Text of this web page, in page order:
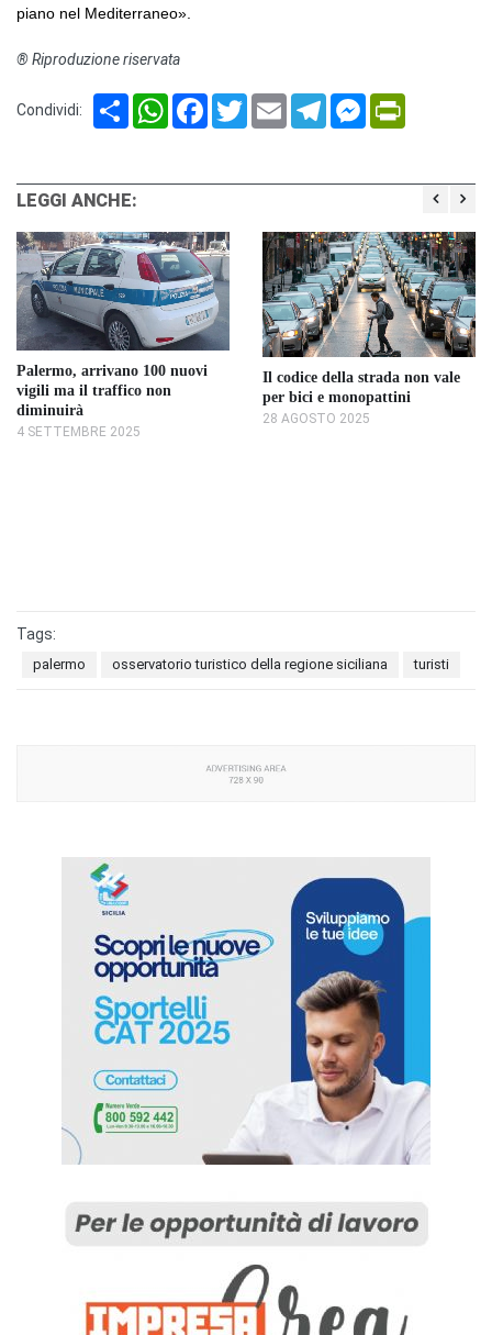
piano nel Mediterraneo».
® Riproduzione riservata
Condividi: Share WhatsAppFacebook
TwitterEmail TelegramMessenger
LEGGI ANCHE:
Palermo, arrivano 100 nuovi
vigili ma il traffico non
diminuirà
4 SETTEMBRE 2025
Il codice della strada non vale
per bici e monopattini
28 AGOSTO 2025
Tags:
palermo osservatorio turistico della regione siciliana turisti